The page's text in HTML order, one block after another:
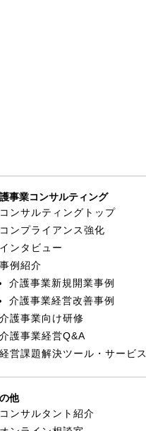
事業コンサルティング
コンサルティングトップ
コンプライアンス強化
インタビュー
事例紹介
介護事業新規開業事例
介護事業経営改善事例
介護事業向け研修
介護事業経営Q&A
経営課題解決ツール・サービス
他
コンサルタント紹介